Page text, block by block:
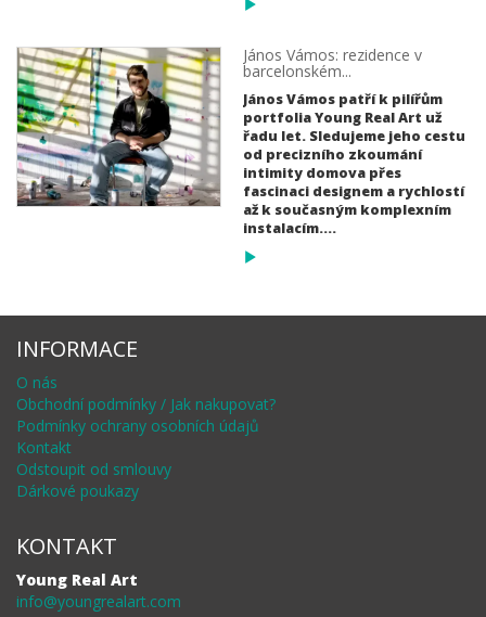
János Vámos: rezidence v
barcelonském...
János Vámos patří k pilířům
portfolia Young Real Art už
řadu let. Sledujeme jeho cestu
od precizního zkoumání
intimity domova přes
fascinaci designem a rychlostí
až k současným komplexním
instalacím....
INFORMACE
O nás
Obchodní podmínky / Jak nakupovat?
Podmínky ochrany osobních údajů
Kontakt
Odstoupit od smlouvy
Dárkové poukazy
KONTAKT
Young Real Art
info@youngrealart.com